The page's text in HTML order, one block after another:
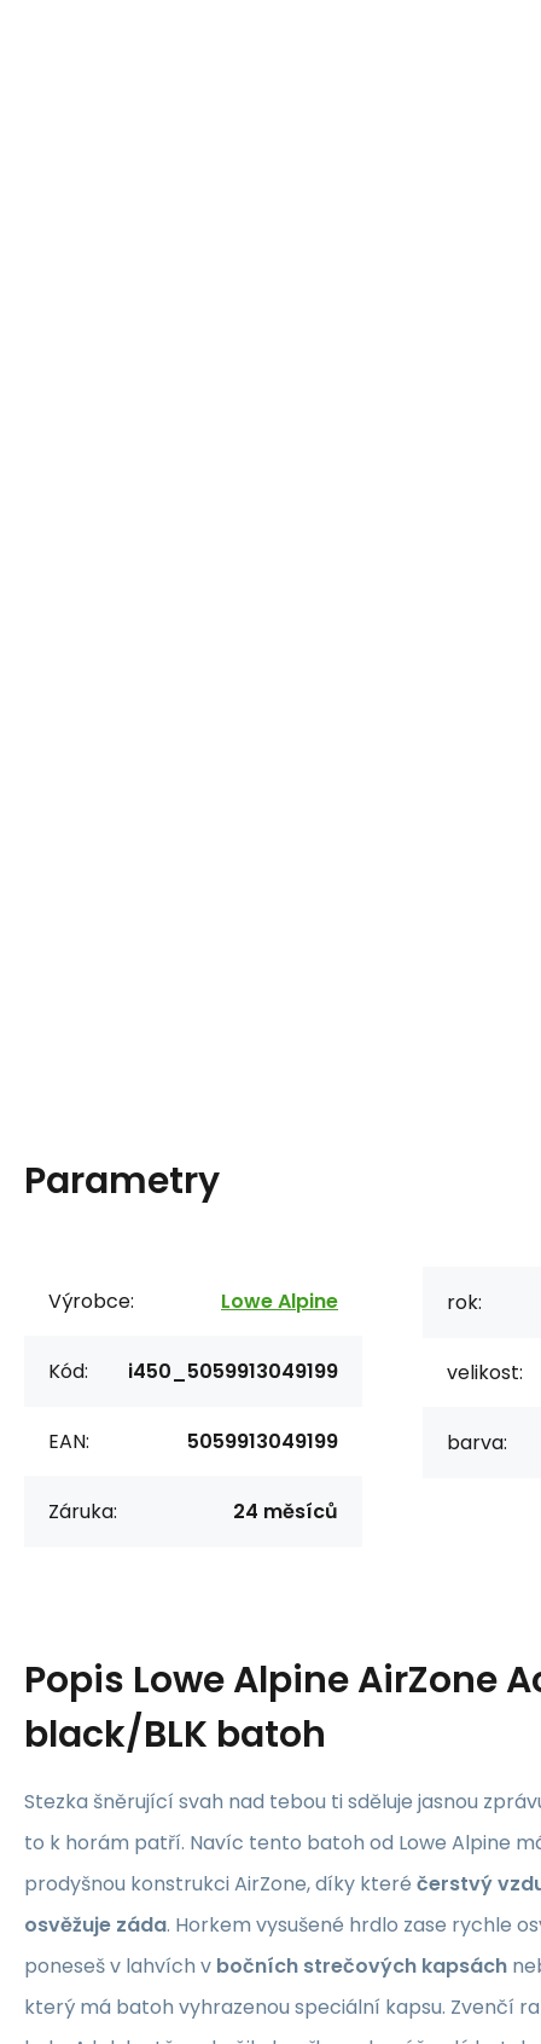
Parametry
Výrobce: Lowe Alpine
Kód: i450_5059913049199
EAN: 5059913049199
Záruka: 24 měsíců
rok:
velikost:
barva:
Popis Lowe Alpine AirZone
black/BLK batoh
Stezka šněrující svah nad tebou ti sděluje jasnou
to k horám patří. Navíc tento batoh od Lowe Alpine
prodyšnou konstrukci AirZone, díky které čerstvý
osvěžuje záda. Horkem vysušené hrdlo zase rychle
poneseš v lahvích v bočních strečových kapsách
který má batoh vyhrazenou speciální kapsu. Zvenčí